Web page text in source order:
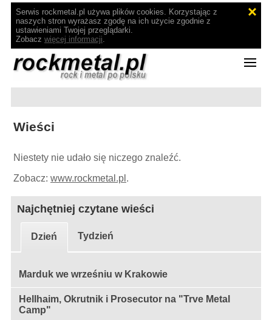
Serwis rockmetal.pl używa plików cookies. Korzystając z
naszych stron wyrażasz zgodę na ich użycie zgodnie z
ustawieniami Twojej przeglądarki.
Zobacz więcej informacji.
Wieści
Niestety nie udało się niczego znaleźć.
Zobacz:www.rockmetal.pl .
Najchętniej czytane wieści
Dzień Tydzień
Marduk we wrześniu w Krakowie
Hellhaim, Okrutnik i Prosecutor na "Trve Metal
Camp"